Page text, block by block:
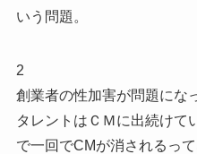
いう問題。
2
創業者の性加害が問題にな
タレントはＣＭに出続けて
で一回でCMが消されるっ